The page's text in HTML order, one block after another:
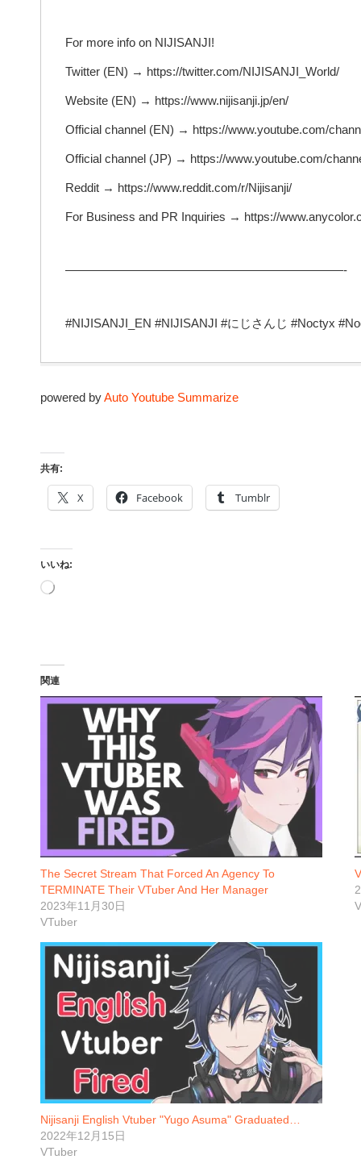
For more info on NIJISANJI!
Twitter (EN) → https://twitter.com/NIJISANJI_World/
Website (EN) → https://www.nijisanji.jp/en/
Official channel (EN) → https://www.youtube.com/
Official channel (JP) → https://www.youtube.com/
Reddit → https://www.reddit.com/r/Nijisanji/
For Business and PR Inquiries → https://
———————————————————————-
#NIJISANJI_EN #NIJISANJI #にじさんじ #Noctyx
powered byAuto Youtube Summarize
共有:
X Facebook Tumblr
いいね:
読
み
関連
The Secret Stream That Forced An Agency To
TERMINATE Their VTuber And Her Manager
2023年11月30日
VTuber
Nijisanji English Vtuber "Yugo Asuma" Graduated…
2022年12月15日
VTuber